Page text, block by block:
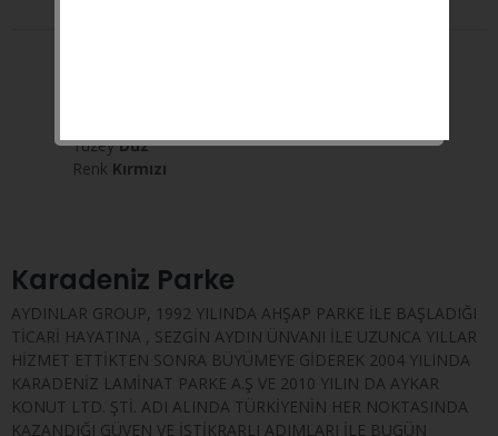
Yüzey Düz
Renk Kırmızı
Karadeniz Parke
AYDINLAR GROUP, 1992 YILINDA AHŞAP PARKE İLE BAŞLADIĞI
TİCARİ HAYATINA , SEZGİN AYDIN ÜNVANI İLE UZUNCA YILLAR
HİZMET ETTİKTEN SONRA BÜYÜMEYE GİDEREK 2004 YILINDA
KARADENİZ LAMİNAT PARKE A.Ş VE 2010 YILIN DA AYKAR
KONUT LTD. ŞTİ. ADI ALINDA TÜRKİYENİN HER NOKTASINDA
KAZANDIĞI GÜVEN VE İSTİKRARLI ADIMLARI İLE BUGÜN